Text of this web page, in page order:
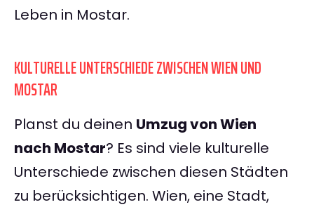
Leben in Mostar.
KULTURELLE UNTERSCHIEDE ZWISCHEN WIEN UND
MOSTAR
Planst du deinen Umzug von Wien
nach Mostar? Es sind viele kulturelle
Unterschiede zwischen diesen Städten
zu berücksichtigen. Wien, eine Stadt,